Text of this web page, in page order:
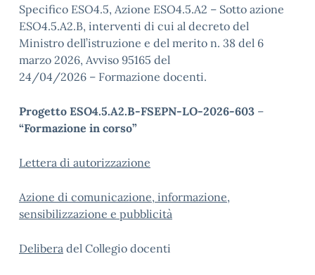
Specifico ESO4.5, Azione ESO4.5.A2 – Sotto azione
ESO4.5.A2.B, interventi di cui al decreto del
Ministro dell’istruzione e del merito n. 38 del 6
marzo 2026, Avviso 95165 del
24/04/2026 – Formazione docenti.
Progetto ESO4.5.A2.B-FSEPN-LO-2026-603 –
“Formazione in corso”
Lettera di autorizzazione
Azione di comunicazione, informazione,
sensibilizzazione e pubblicità
Delibera del Collegio docenti